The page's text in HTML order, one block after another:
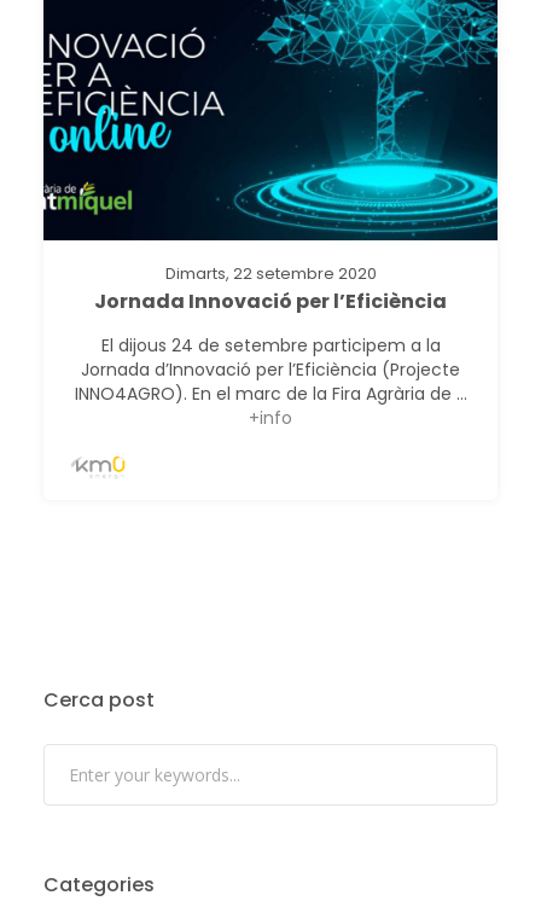
Dimarts, 22 setembre 2020
Jornada Innovació per l’Eficiència
El dijous 24 de setembre participem a la
Jornada d’Innovació per l’Eficiència (Projecte
INNO4AGRO). En el marc de la Fira Agrària de ...
+info
Cerca post
Categories